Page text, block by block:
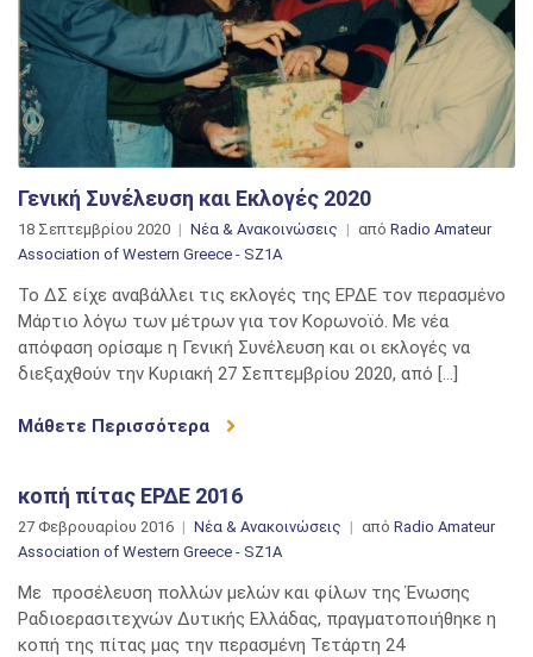
Γενική Συνέλευση και Εκλογές 2020
18 Σεπτεμβρίου 2020 Νέα & Ανακοινώσεις από Radio Amateur
Association of Western Greece - SZ1A
Το ΔΣ είχε αναβάλλει τις εκλογές της ΕΡΔΕ τον περασμένο
Μάρτιο λόγω των μέτρων για τον Κορωνοϊό. Με νέα
απόφαση ορίσαμε η Γενική Συνέλευση και οι εκλογές να
διεξαχθούν την Κυριακή 27 Σεπτεμβρίου 2020, από […]
Μάθετε Περισσότερα
κοπή πίτας ΕΡΔΕ 2016
27 Φεβρουαρίου 2016 Νέα & Ανακοινώσεις από Radio Amateur
Association of Western Greece - SZ1A
Με προσέλευση πολλών μελών και φίλων της Ένωσης
Ραδιοερασιτεχνών Δυτικής Ελλάδας, πραγματοποιήθηκε η
κοπή της πίτας μας την περασμένη Τετάρτη 24